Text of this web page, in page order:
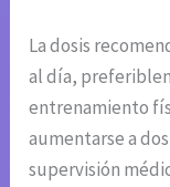
La dosis
al día,
entrenamiento
aumentarse a
supervisión